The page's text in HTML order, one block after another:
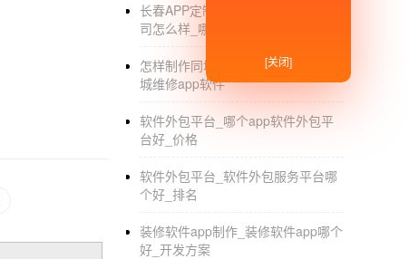
长春APP定制_长春APP定制外包公
司怎么样_哪家好_外包
怎样制作同城维修app软件_制作同
城维修app软件
软件外包平台_哪个app软件外包平
台好_价格
软件外包平台_软件外包服务平台哪
个好_排名
装修软件app制作_装修软件app哪个
好_开发方案
[关闭]